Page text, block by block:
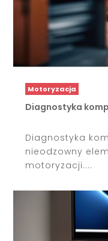
Motoryzacja
Diagnostyka
Diagnostyka
nieodzowny
motoryzacji....